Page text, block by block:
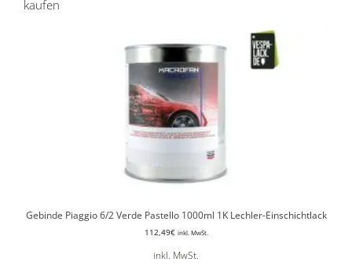
kaufen
Gebinde Piaggio 6/2 Verde Pastello 1000ml 1K Lechler-Einschichtlack
112,49€ inkl. MwSt.
inkl. MwSt.